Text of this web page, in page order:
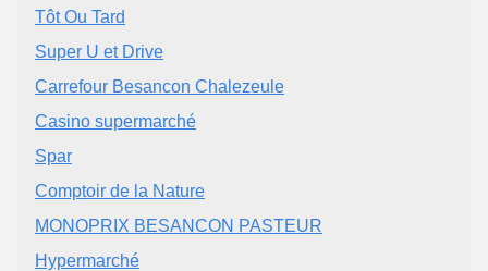
Tôt Ou Tard
Super U et Drive
Carrefour Besancon Chalezeule
Casino supermarché
Spar
Comptoir de la Nature
MONOPRIX BESANCON PASTEUR
Hypermarché